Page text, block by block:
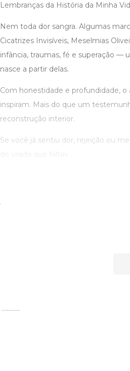
Lembranças da História da Minha
Nem toda dor sangra. Algumas
Cicatrizes Invisíveis, Meselmias
infância, traumas, fé e superação —
nasce a partir delas.
Com honestidade e profundidade,
inspiram. Mais do que um
reconstrução interior.
Se você já sentiu dor, rejeição ou